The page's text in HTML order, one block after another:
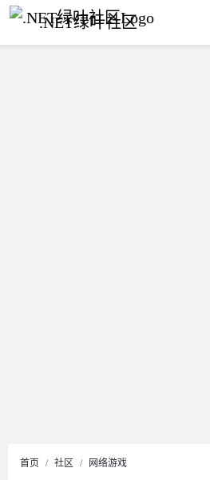
.NET绿叶社区
首页 社区 网络游戏